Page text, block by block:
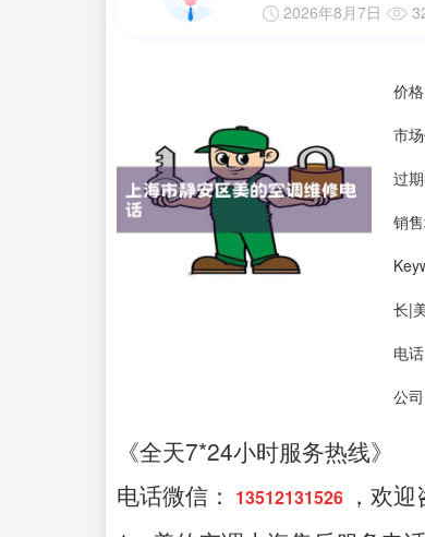
2026年8月7日
价格
市场
过
销
长|
电
公
《全天7*24小时服务热线》
电话微信：
13512131526 ，欢